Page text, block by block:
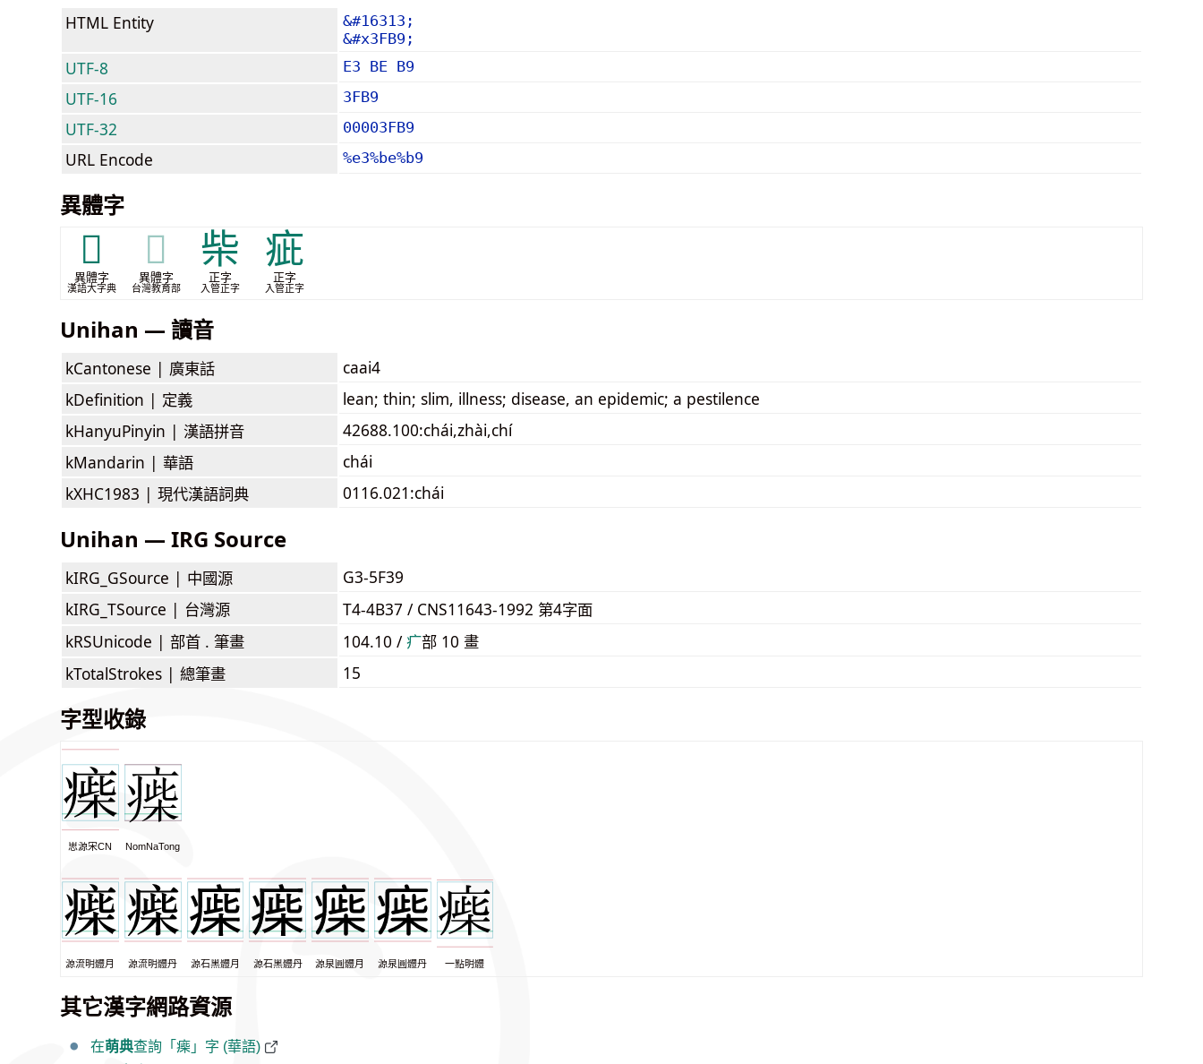
HTML Entity
&#16313;
&#x3FB9;
UTF-8 E3 BE B9
UTF-16 3FB9
UTF-32 00003FB9
URL Encode %e3%be%b9
異體字
𤸍
異體字
漢語大字典
𤸍
異體字
台灣教育部
柴
正字
入管正字
疵
正字
入管正字
Unihan — 讀音
kCantonese | 廣東話
caai4
kDefinition | 定義
lean; thin; slim, illness; disease, an epidemic; a pestilence
kHanyuPinyin | 漢語拼音
42688.100:chái,zhài,chí
kMandarin | 華語
chái
kXHC1983 | 現代漢語詞典 0116.021:chái
Unihan — IRG Source
kIRG_GSource | 中國源
G3-5F39
kIRG_TSource | 台灣源
T4-4B37 / CNS11643-1992 第4字面
kRSUnicode | 部首 . 筆畫 104.10 /⽧部 10 畫
kTotalStrokes | 總筆畫 15
字型收錄
思源宋CN NomNaTong
源流明體月 源流明體丹 源石黑體月 源石黑體丹 源泉圓體月 源泉圓體丹 一點明體
其它漢字網路資源
在萌典查詢「㾹」字 (華語)